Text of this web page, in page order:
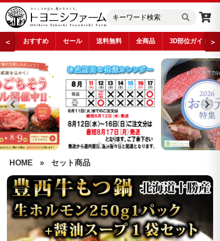
＜ おすすめ セール 送料無料 全商品 3D部位ガイド ＞
HOME » セット商品